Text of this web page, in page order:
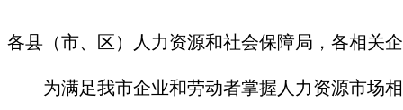
各县（市、区）人力资源和社会保障局，各相关
为满足我市企业和劳动者掌握人力资源市场